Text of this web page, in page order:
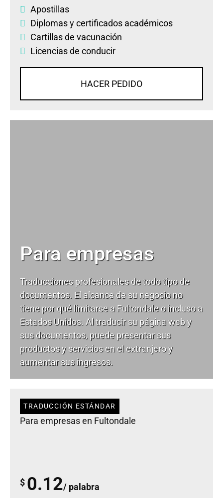
Apostillas
Diplomasycertificados académicos
Cartillas de vacunación
Licencias de conducir
HACER PEDIDO
Para empresas
Traducciones profesionales de todo tipo de
documentos. El alcance de su negocio no
tiene por qué limitarse a Fultondale o incluso a
Estados Unidos. Al traducir su página web y
sus documentos, puede presentar sus
productos y servicios en el extranjero y
aumentar sus ingresos.
TRADUCCIÓN ESTÁNDAR
Para empresas en Fultondale
$ 0.12/ palabra